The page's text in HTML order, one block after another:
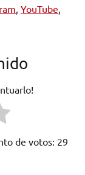
YouTube
de votos: 29